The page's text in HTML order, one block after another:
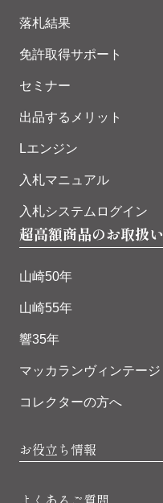
落札結果
免許取得サポート
セミナー
出品するメリット
Lエンジン
入札マニュアル
入札システムログイン
超高額商品のお取扱い
山崎50年
山崎55年
響35年
マッカランヴィンテージ
コレクターの方へ
お役立ち情報